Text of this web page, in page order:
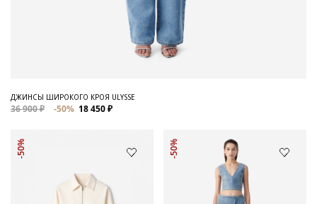
ДЖИНСЫ ШИРОКОГО КРОЯ ULYSSE
36 900 ₽ -50% 18 450 ₽
-50% -50%